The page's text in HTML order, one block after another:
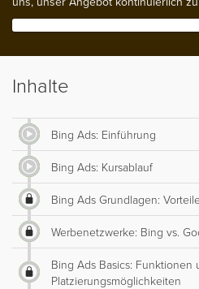
Inhalte
Bing Ads: Einführung
Bing Ads: Kursablauf
Bing Ads Grundlagen:
Werbenetzwerke: Bing vs.
Bing Ads Basics: Funktionen
Platzierungsmöglichkeiten